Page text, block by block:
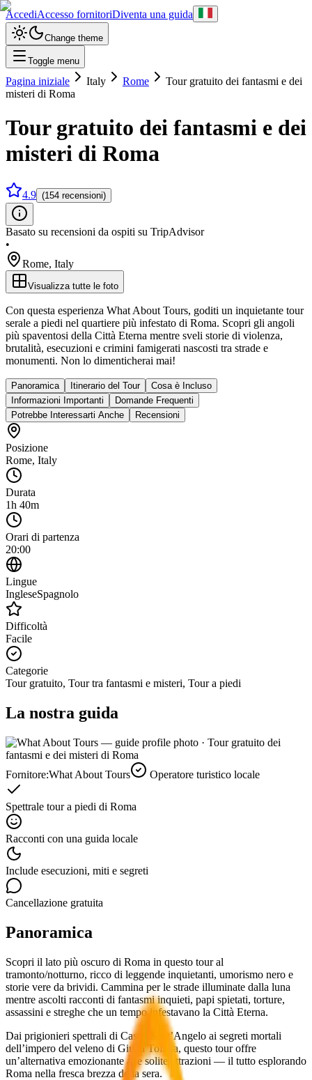
AccediAccesso fornitoriDiventa una guida
Change theme
Toggle menu
Pagina iniziale Italy Rome
Tour gratuito dei fantasmi e dei
misteri di Roma
Tour gratuito dei fantasmi e dei
misteri di Roma
4.9 (154 recensioni)
Basato su recensioni da ospiti su TripAdvisor
•
Rome, Italy
Visualizza tutte le foto
Con questa esperienza What About Tours, goditi un inquietante tour
serale a piedi nel quartiere più infestato di Roma. Scopri gli angoli
più spaventosi della Città Eterna mentre sveli storie di violenza,
brutalità, esecuzioni e crimini famigerati nascosti tra strade e
monumenti. Non lo dimenticherai mai!
Panoramica Itinerario del Tour
Cosa è Incluso
Informazioni Importanti
Domande Frequenti
Potrebbe Interessarti Anche
Recensioni
Posizione
Rome, Italy
Durata
1h 40m
Orari di partenza
20:00
Lingue
IngleseSpagnolo
Difficoltà
Facile
Categorie
Tour gratuito, Tour tra fantasmi e misteri, Tour a piedi
La nostra guida
Fornitore:What About Tours Operatore turistico locale
Spettrale tour a piedi di Roma
Racconti con una guida locale
Include esecuzioni, miti e segreti
Cancellazione gratuita
Panoramica
Scopri il lato più oscuro di Roma in questo tour al
tramonto/notturno, ricco di leggende inquietanti, umorismo nero e
storie vere da brividi. Cammina per le strade illuminate dalla luna
mentre ascolti racconti di fantasmi inquieti, papi spietati, torture,
assassini e streghe che un tempo infestavano la Città Eterna.
Dai prigionieri spettrali di Castel Sant’Angelo ai segreti mortali
dell’impero del veleno di Giulia Tofana, questo tour offre
un’alternativa emozionante alle solite attrazioni — il tutto esplorando
Roma nella fresca brezza della sera.